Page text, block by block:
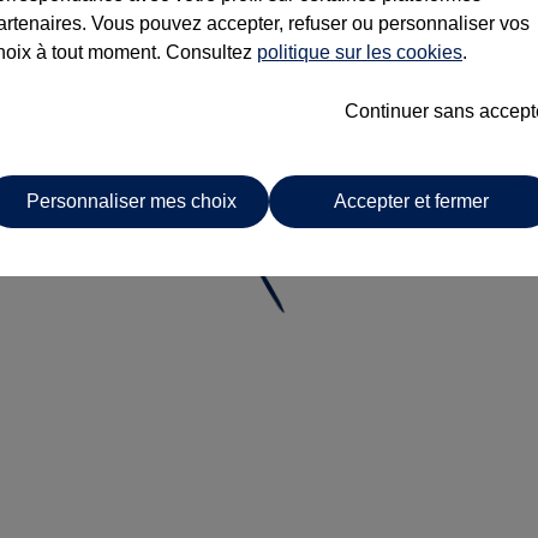
Vous pouvez accepter, refuser ou personnaliser vos
à tout moment. Consultez politique sur les cookies.
Continuer sans
Accepter et fermer
Personnaliser mes choix